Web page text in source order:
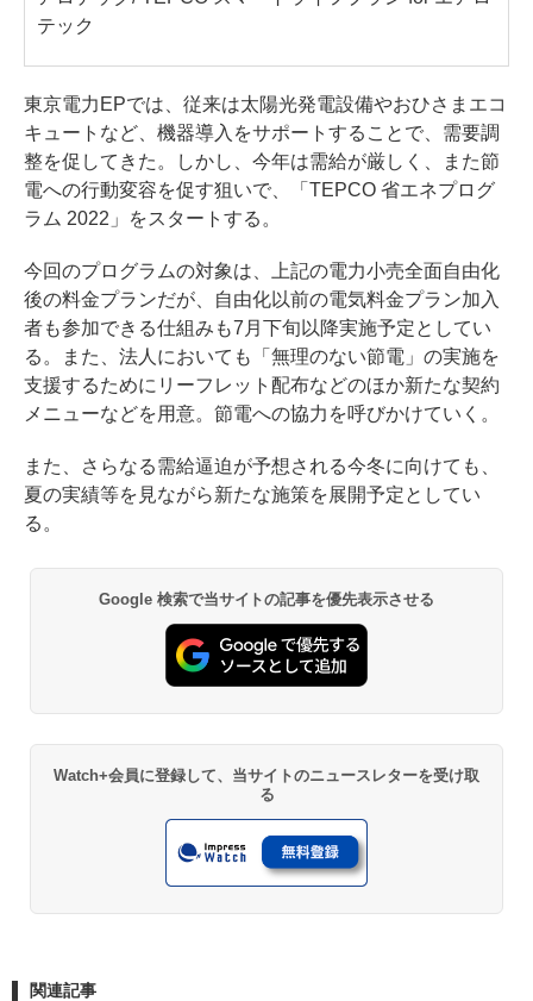
テック
東京電力EPでは、従来は太陽光発電設備やおひさまエコ
キュートなど、機器導入をサポートすることで、需要調
整を促してきた。しかし、今年は需給が厳しく、また節
電への行動変容を促す狙いで、「TEPCO 省エネプログ
ラム 2022」をスタートする。
今回のプログラムの対象は、上記の電力小売全面自由化
後の料金プランだが、自由化以前の電気料金プラン加入
者も参加できる仕組みも7月下旬以降実施予定としてい
る。また、法人においても「無理のない節電」の実施を
支援するためにリーフレット配布などのほか新たな契約
メニューなどを用意。節電への協力を呼びかけていく。
また、さらなる需給逼迫が予想される今冬に向けても、
夏の実績等を見ながら新たな施策を展開予定としてい
る。
Google 検索で当サイトの記事を優先表示させる
Watch+会員に登録して、当サイトのニュースレターを受け取
る
関連記事